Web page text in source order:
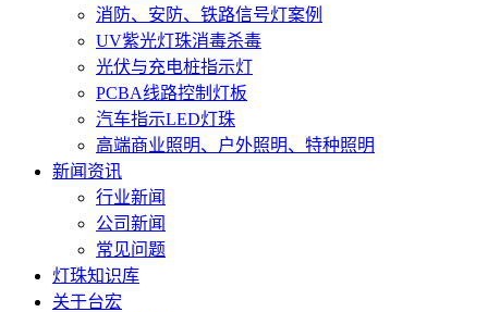
消防、安防、铁路信号灯案例
UV紫光灯珠消毒杀毒
光伏与充电桩指示灯
PCBA线路控制灯板
汽车指示LED灯珠
高端商业照明、户外照明、特种照明
新闻资讯
行业新闻
公司新闻
常见问题
灯珠知识库
关于台宏